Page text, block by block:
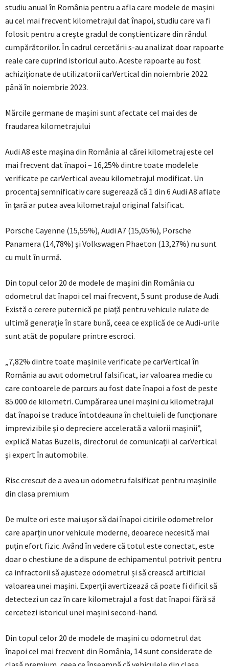
studiu anual în România pentru a afla care modele de mașini
au cel mai frecvent kilometrajul dat înapoi, studiu care va fi
folosit pentru a crește gradul de conștientizare din rândul
cumpărătorilor. În cadrul cercetării s-au analizat doar rapoarte
reale care cuprind istoricul auto. Aceste rapoarte au fost
achiziționate de utilizatorii carVertical din noiembrie 2022
până în noiembrie 2023.
Mărcile germane de mașini sunt afectate cel mai des de
fraudarea kilometrajului
Audi A8 este mașina din România al cărei kilometraj este cel
mai frecvent dat înapoi – 16,25% dintre toate modelele
verificate pe carVertical aveau kilometrajul modificat. Un
procentaj semnificativ care sugerează că 1 din 6 Audi A8 aflate
în țară ar putea avea kilometrajul original falsificat.
Porsche Cayenne (15,55%), Audi A7 (15,05%), Porsche
Panamera (14,78%) și Volkswagen Phaeton (13,27%) nu sunt
cu mult în urmă.
Din topul celor 20 de modele de mașini din România cu
odometrul dat înapoi cel mai frecvent, 5 sunt produse de Audi.
Există o cerere puternică pe piață pentru vehicule rulate de
ultimă generație în stare bună, ceea ce explică de ce Audi-urile
sunt atât de populare printre escroci.
„7,82% dintre toate mașinile verificate pe carVertical în
România au avut odometrul falsificat, iar valoarea medie cu
care contoarele de parcurs au fost date înapoi a fost de peste
85.000 de kilometri. Cumpărarea unei mașini cu kilometrajul
dat înapoi se traduce întotdeauna în cheltuieli de funcționare
imprevizibile și o depreciere accelerată a valorii mașinii”,
explică Matas Buzelis, directorul de comunicații al carVertical
și expert în automobile.
Risc crescut de a avea un odometru falsificat pentru mașinile
din clasa premium
De multe ori este mai ușor să dai înapoi citirile odometrelor
care aparțin unor vehicule moderne, deoarece necesită mai
puțin efort fizic. Având în vedere că totul este conectat, este
doar o chestiune de a dispune de echipamentul potrivit pentru
ca infractorii să ajusteze odometrul și să crească artificial
valoarea unei mașini. Experții avertizează că poate fi dificil să
detectezi un caz în care kilometrajul a fost dat înapoi fără să
cercetezi istoricul unei mașini second-hand.
Din topul celor 20 de modele de mașini cu odometrul dat
înapoi cel mai frecvent din România, 14 sunt considerate de